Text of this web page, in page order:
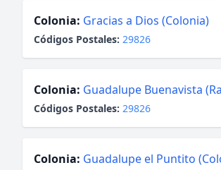
Colonia: Gracias a Dios (Colonia)
Códigos Postales: 29826
Colonia: Guadalupe Buenavista
Códigos Postales: 29826
Colonia: Guadalupe el Puntito